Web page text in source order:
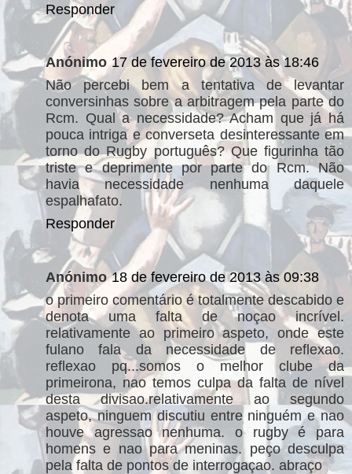
Responder
Anónimo 17 de fevereiro de 2013 às 18:46
Não percebi bem a tentativa de levantar
conversinhas sobre a arbitragem pela parte do
Rcm. Qual a necessidade? Acham que já há
pouca intriga e converseta desinteressante em
torno do Rugby português? Que figurinha tão
triste e deprimente por parte do Rcm. Não
havia necessidade nenhuma daquele
espalhafato.
Responder
Anónimo 18 de fevereiro de 2013 às 09:38
o primeiro comentário é totalmente descabido e
denota uma falta de noçao incrível.
relativamente ao primeiro aspeto, onde este
fulano fala da necessidade de reflexao.
reflexao pq...somos o melhor clube da
primeirona, nao temos culpa da falta de nível
desta divisao.relativamente ao segundo
aspeto, ninguem discutiu entre ninguém e nao
houve agressao nenhuma. o rugby é para
homens e nao para meninas. peço desculpa
pela falta de pontos de interrogaçao. abraço